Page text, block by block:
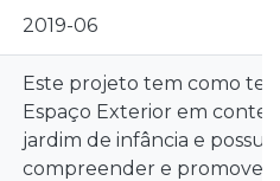
2019-06
Este projeto tem como
Espaço Exterior em
jardim de infância e possui
compreender e promover